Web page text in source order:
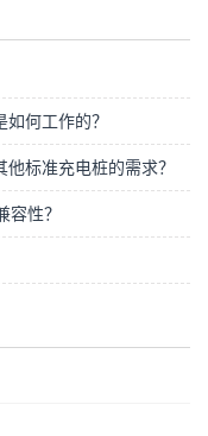
何工作的？
标准充电桩的需求？
性？